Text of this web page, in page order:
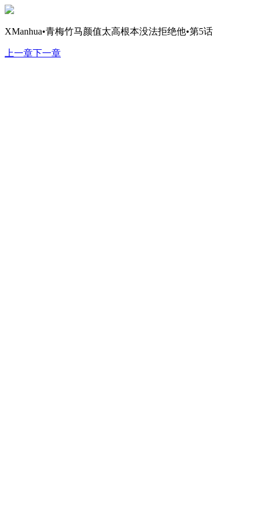
XManhua•青梅竹马颜值太高根本没法拒绝他•第5话
上一章下一章